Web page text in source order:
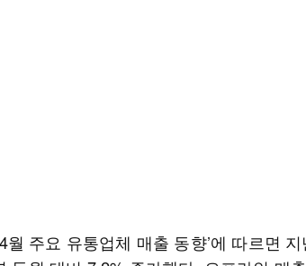
월 주요 유통업체 매출 동향’에 따르면